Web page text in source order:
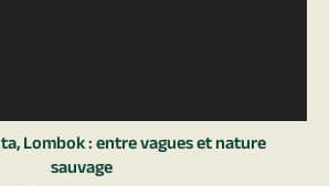
Lombok : entre vagues et nature
sauvage